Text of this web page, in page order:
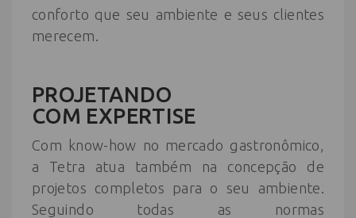
conforto que seu ambiente e seus clientes
merecem.
PROJETANDO
COM EXPERTISE
Com know-how no mercado gastronômico,
a Tetra atua também na concepção de
projetos completos para o seu ambiente.
Seguindo todas as normas